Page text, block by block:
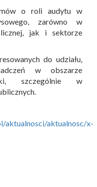
o roli audytu w
zarówno w
jak i sektorze
do udziału,
w obszarze
szczególnie w
aktualnosci/aktualnosc/x-